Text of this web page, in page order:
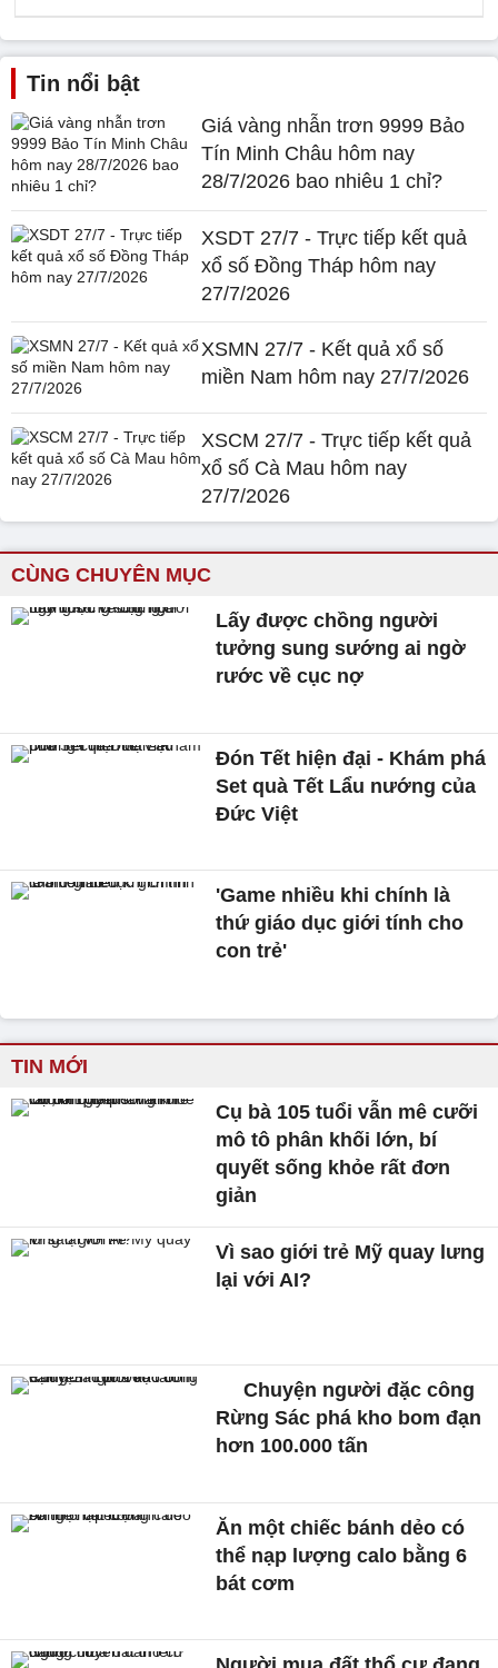
Tin nổi bật
Giá vàng nhẫn trơn 9999 Bảo
Tín Minh Châu hôm nay
28/7/2026 bao nhiêu 1 chỉ?
XSDT 27/7 - Trực tiếp kết quả
xổ số Đồng Tháp hôm nay
27/7/2026
XSMN 27/7 - Kết quả xổ số
miền Nam hôm nay 27/7/2026
XSCM 27/7 - Trực tiếp kết quả
xổ số Cà Mau hôm nay
27/7/2026
CÙNG CHUYÊN MỤC
Lấy được chồng người
tưởng sung sướng ai ngờ
rước về cục nợ
Đón Tết hiện đại - Khám phá
Set quà Tết Lẩu nướng của
Đức Việt
'Game nhiều khi chính là
thứ giáo dục giới tính cho
con trẻ'
TIN MỚI
Cụ bà 105 tuổi vẫn mê cưỡi
mô tô phân khối lớn, bí
quyết sống khỏe rất đơn
giản
Vì sao giới trẻ Mỹ quay lưng
lại với AI?
Chuyện người đặc công
Rừng Sác phá kho bom đạn
hơn 100.000 tấn
Ăn một chiếc bánh dẻo có
thể nạp lượng calo bằng 6
bát cơm